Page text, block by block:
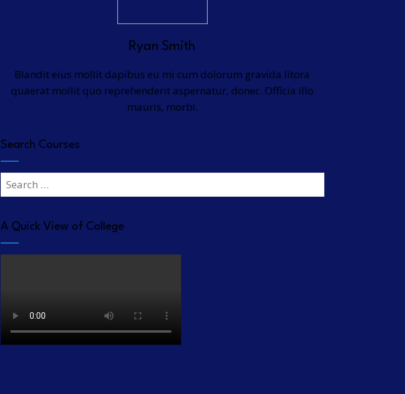
Ryan Smith
Blandit eius mollit dapibus eu mi cum dolorum gravida litora
quaerat mollit quo reprehenderit aspernatur, donec. Officia illo
mauris, morbi.
Search Courses
Search
for:
A Quick View of College